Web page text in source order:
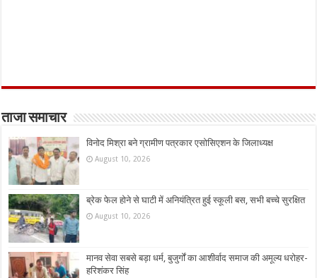
ताजा समाचार
विनोद मिश्रा बने ग्रामीण पत्रकार एसोसिएशन के जिलाध्यक्ष
August 10, 2026
ब्रेक फेल होने से घाटी में अनियंत्रित हुई स्कूली बस, सभी बच्चे सुरक्षित
August 10, 2026
मानव सेवा सबसे बड़ा धर्म, बुजुर्गों का आशीर्वाद समाज की अमूल्य धरोहर-
हरिशंकर सिंह